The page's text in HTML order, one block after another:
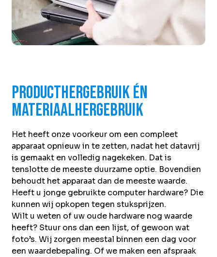
Producthergebruik én
materiaalhergebruik
Het heeft onze voorkeur om een compleet
apparaat opnieuw in te zetten, nadat het datavrij
is gemaakt en volledig nagekeken. Dat is
tenslotte de meeste duurzame optie. Bovendien
behoudt het apparaat dan de meeste waarde.
Heeft u jonge gebruikte computer hardware? Die
kunnen wij opkopen tegen stuksprijzen.
Wilt u weten of uw oude hardware nog waarde
heeft? Stuur ons dan een lijst, of gewoon wat
foto’s. Wij zorgen meestal binnen een dag voor
een waardebepaling. Of we maken een afspraak